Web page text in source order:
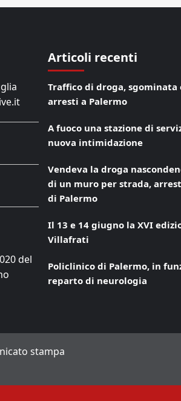
del
Articoli recenti
Traffico di droga, sgominata
arresti a Palermo
A fuoco una stazione di
nuova intimidazione
Vendeva la droga
di un muro per strada,
di Palermo
Il 13 e 14 giugno la XVI
Villafrati
Policlinico di Palermo, in
reparto di neurologia
stampa